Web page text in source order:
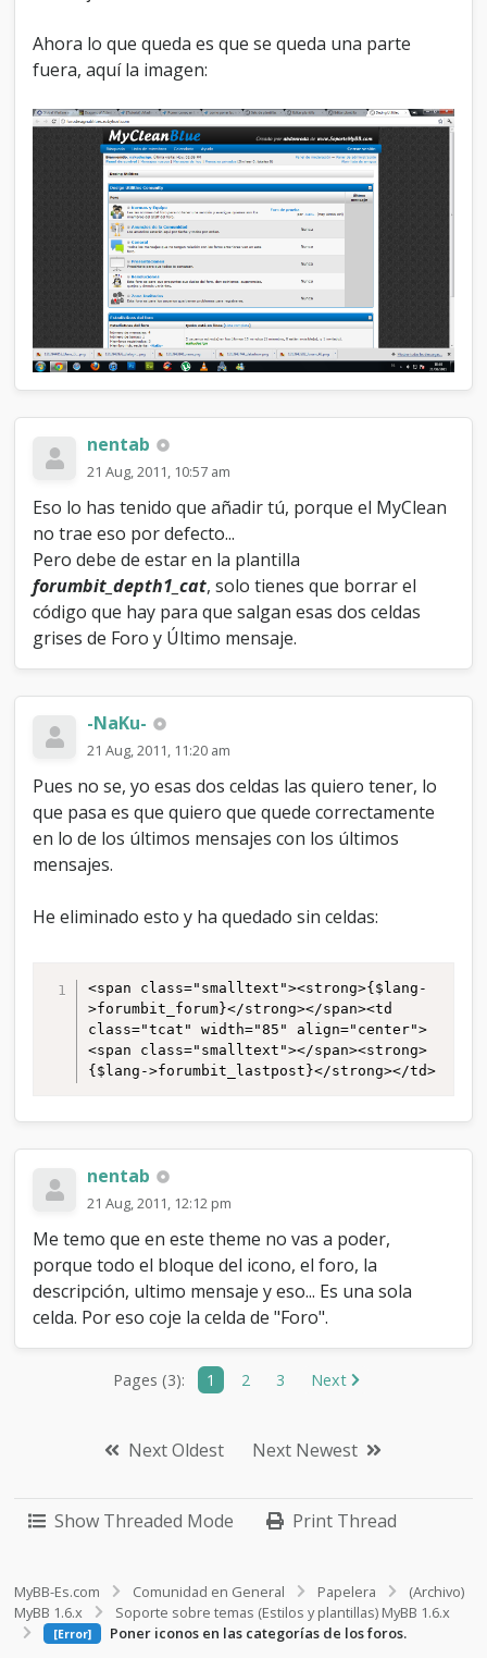
</table>
</td>
Ahora lo que queda es que se queda una parte
fuera, aquí la imagen:
nentab
21 Aug, 2011, 10:57 am
Eso lo has tenido que añadir tú, porque el MyClean
no trae eso por defecto...
Pero debe de estar en la plantilla
forumbit_depth1_cat, solo tienes que borrar el
código que hay para que salgan esas dos celdas
grises de Foro y Último mensaje.
-NaKu-
21 Aug, 2011, 11:20 am
Pues no se, yo esas dos celdas las quiero tener, lo
que pasa es que quiero que quede correctamente
en lo de los últimos mensajes con los últimos
mensajes.
He eliminado esto y ha quedado sin celdas:
<span class="smalltext"><strong>{$lang-
>forumbit_forum}</strong></span><td
class="tcat" width="85" align="center">
<span class="smalltext"></span><strong>
{$lang->forumbit_lastpost}</strong></td>
nentab
21 Aug, 2011, 12:12 pm
Me temo que en este theme no vas a poder,
porque todo el bloque del icono, el foro, la
descripción, ultimo mensaje y eso... Es una sola
celda. Por eso coje la celda de "Foro".
Pages (3): 1 2 3 Next
Next Oldest Next Newest
Show Threaded Mode Print Thread
MyBB-Es.com Comunidad en General Papelera
(Archivo)
MyBB 1.6.x
Soporte sobre temas (Estilos y plantillas) MyBB 1.6.x
[Error] Poner iconos en las categorías de los foros.